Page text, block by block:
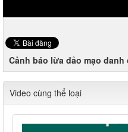
Cảnh báo lừa đảo mạo
Video cùng thể loại